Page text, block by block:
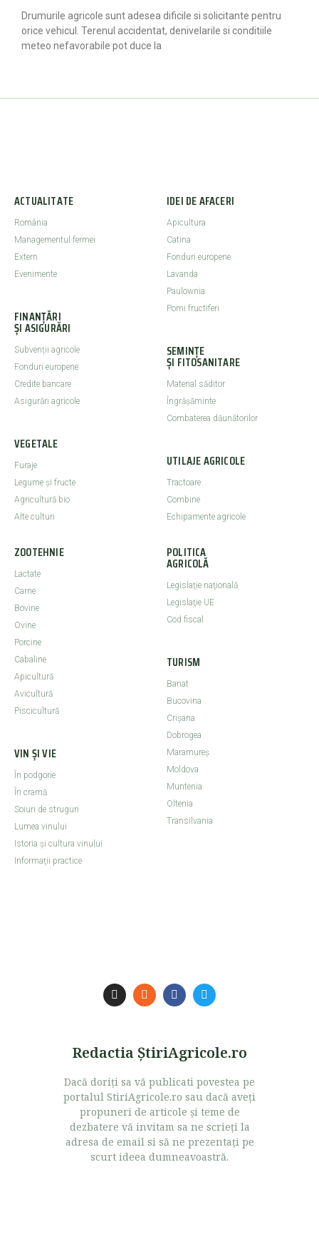
Drumurile agricole sunt adesea dificile si solicitante pentru
orice vehicul. Terenul accidentat, denivelarile si conditiile
meteo nefavorabile pot duce la
ACTUALITATE
România
Managementul fermei
Extern
Evenimente
FINANȚĂRI
ȘI ASIGURĂRI
Subvenții agricole
Fonduri europene
Credite bancare
Asigurări agricole
VEGETALE
Furaje
Legume şi fructe
Agricultură bio
Alte culturi
IDEI DE AFACERI
Apicultura
Catina
Fonduri europene
Lavanda
Paulownia
Pomi fructiferi
SEMINȚE
ȘI FITOSANITARE
Material săditor
Îngrășăminte
Combaterea dăunătorilor
UTILAJE AGRICOLE
Tractoare
Combine
Echipamente agricole
ZOOTEHNIE
Lactate
Carne
Bovine
Ovine
Porcine
Cabaline
Apicultură
Avicultură
Piscicultură
VIN ȘI VIE
În podgorie
În cramă
Soiuri de struguri
Lumea vinului
Istoria şi cultura vinului
Informaţii practice
POLITICA
AGRICOLĂ
Legislaţie naţională
Legislaţie UE
Cod fiscal
TURISM
Banat
Bucovina
Crişana
Dobrogea
Maramureş
Moldova
Muntenia
Oltenia
Transilvania
Redactia ŞtiriAgricole.ro
Dacă doriţi sa vă publicati povestea pe
portalul StiriAgricole.ro sau dacă aveţi
propuneri de articole şi teme de
dezbatere vă invitam sa ne scrieţi la
adresa de email si să ne prezentaţi pe
scurt ideea dumneavoastră.